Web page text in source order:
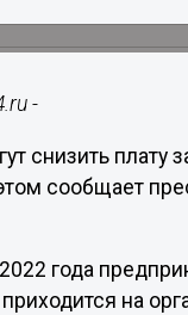
-
снизить плату
сообщает
года
на